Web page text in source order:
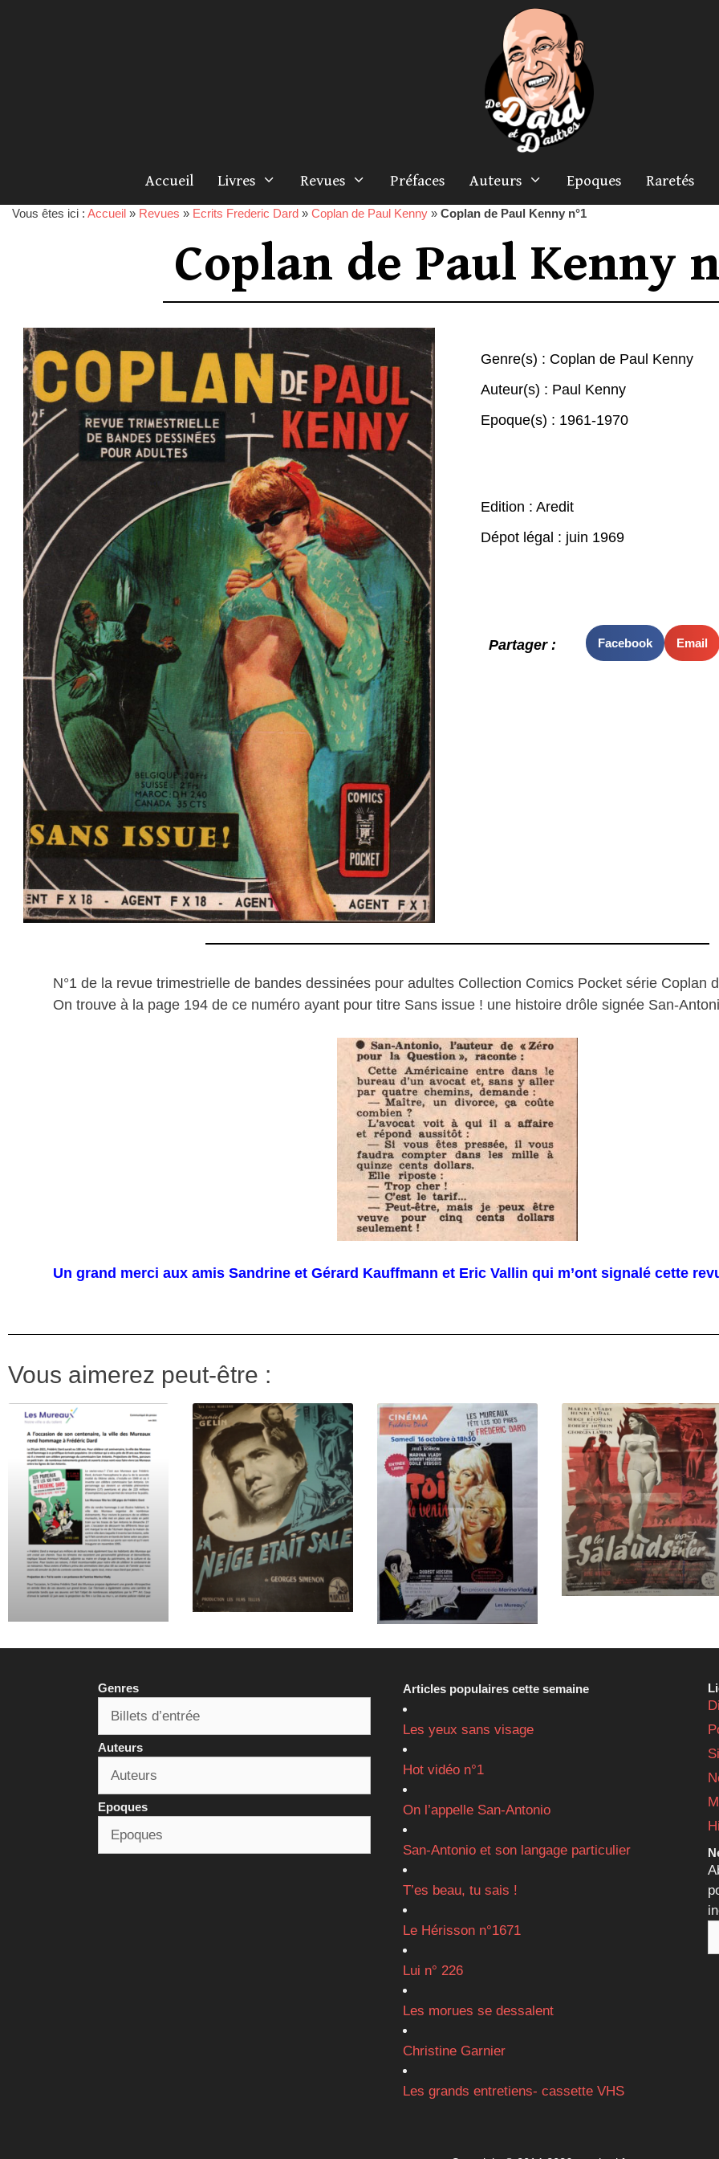
Accueil Livres Revues Préfaces Auteurs Epoques Raretés
Vous êtes ici : Accueil » Revues » Ecrits Frederic Dard » Coplan de Paul Kenny » Coplan de Paul Kenny n°1
Coplan de Paul Kenny
Genre(s) : Coplan de Paul Kenny
Auteur(s) : Paul Kenny
Epoque(s) : 1961-1970
Edition : Aredit
Dépot légal : juin 1969
Partager : Facebook Email
N°1 de la revue trimestrielle de bandes dessinées pour adultes Collection Comics Pocket série Coplan
On trouve à la page 194 de ce numéro ayant pour titre Sans issue ! une histoire drôle signée San-
Un grand merci aux amis Sandrine et Gérard Kauffmann et Eric Vallin qui m’ont signalé cette
Vous aimerez peut-être :
Genres
Auteurs
Epoques
Articles populaires cette semaine
Les yeux sans visage
Hot vidéo n°1
On l’appelle San-Antonio
San-Antonio et son langage particulier
T’es beau, tu sais !
Le Hérisson n°1671
Lui n° 226
Les morues se dessalent
Christine Garnier
Les grands entretiens- cassette VHS